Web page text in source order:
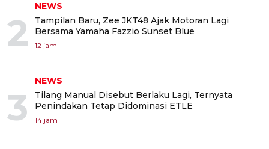
2
NEWS
Tampilan Baru, Zee JKT48 Ajak Motoran Lagi
Bersama Yamaha Fazzio Sunset Blue
12 jam
3
NEWS
Tilang Manual Disebut Berlaku Lagi, Ternyata
Penindakan Tetap Didominasi ETLE
14 jam